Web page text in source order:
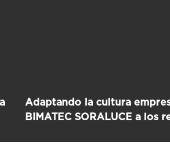
Adaptando la cultura
BIMATEC SORALUCE a los